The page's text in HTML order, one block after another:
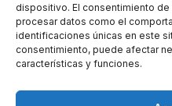
dispositivo. El consentimiento
procesar datos como el
identificaciones únicas en este
consentimiento, puede afectar
características y funciones.